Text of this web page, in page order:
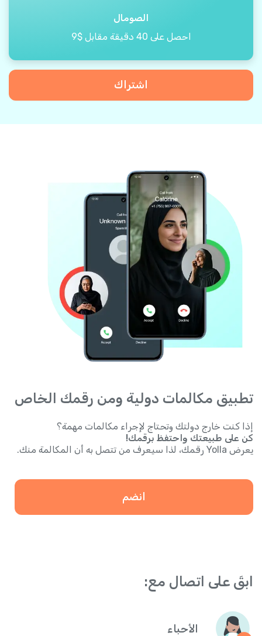
الصومال
احصل على 40 دقيقة مقابل $9
اشتراك
تطبيق مكالمات دولية ومن رقمك الخاص
إذا كنت خارج دولتك وتحتاج لإجراء مكالمات مهمة؟
كن على طبيعتك واحتفظ برقمك!
يعرض Yolla رقمك، لذا سيعرف من تتصل به أن المكالمة منك.
انضم
ابقَ على اتصال مع:
الأحباء